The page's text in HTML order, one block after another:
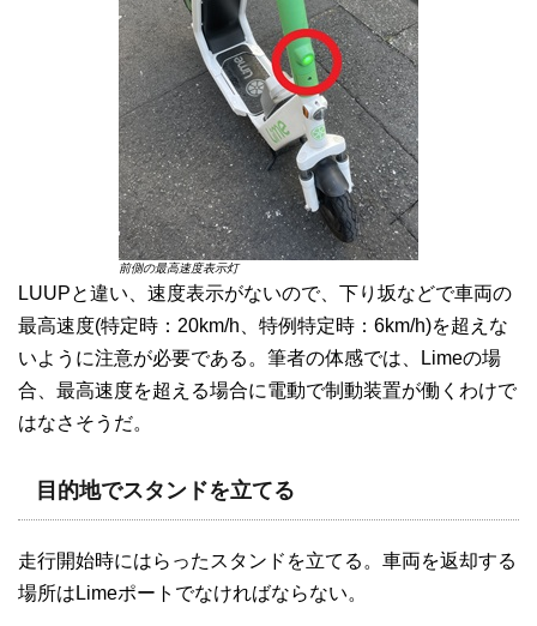
前側の最高速度表示灯
LUUPと違い、速度表示がないので、下り坂などで車両の
最高速度(特定時：20km/h、特例特定時：6km/h)を超えな
いように注意が必要である。筆者の体感では、Limeの場
合、最高速度を超える場合に電動で制動装置が働くわけで
はなさそうだ。
目的地でスタンドを立てる
走行開始時にはらったスタンドを立てる。車両を返却する
場所はLimeポートでなければならない。